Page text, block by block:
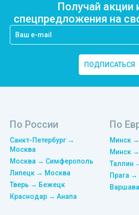
Получай акции
спецпредложения на
ПОДПИСАТЬСЯ
По России
Санкт-Петербург →
Москва
Москва → Симферополь
Липецк → Москва
Тверь → Бежецк
Краснодар → Анапа
По
Минск →
Минск
Таллин
Прага